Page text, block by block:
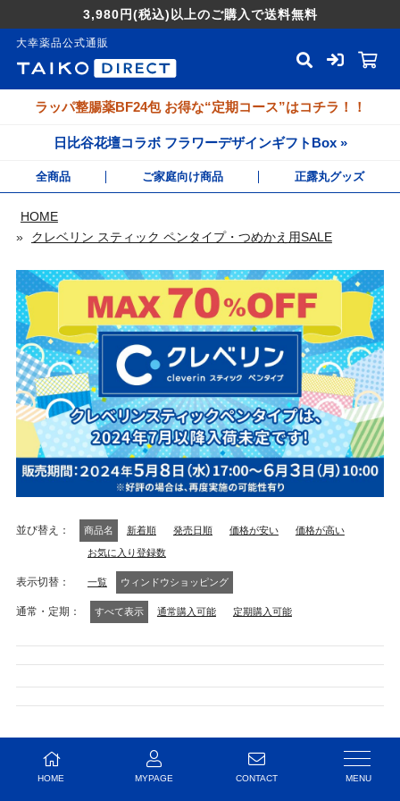
3,980円(税込) 以上のご購入で送料無料
大幸薬品公式通販
ラッパ整腸薬BF24包 お得な“定期コース”はコチラ！！
日比谷花壇コラボ フラワーデザインギフトBox »
全商品 ご家庭向け商品 正露丸グッズ
HOME
»
クレベリン スティック ペンタイプ・つめかえ用SALE
並び替え 商品名 新着順 発売日順 価格が安い 価格が高い
お気に入り登録数
表示切替 一覧 ウィンドウショッピング
通常・定期 すべて表示 通常購入可能 定期購入可能
該当する商品がありません。
HOME MYPAGE CONTACT